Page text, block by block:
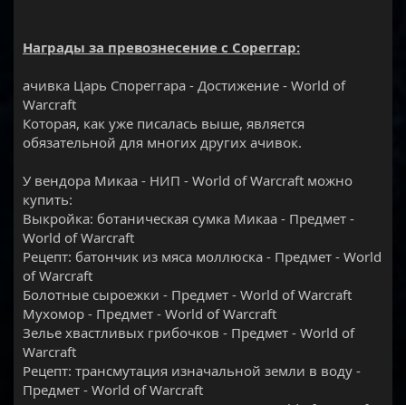
Награды за превознесение с Сореггар:
ачивка Царь Спореггара - Достижение - World of
Warcraft
Которая, как уже писалась выше, является
обязательной для многих других ачивок.
У вендора Микаа - НИП - World of Warcraft можно
купить:
Выкройка: ботаническая сумка Микаа - Предмет -
World of Warcraft
Рецепт: батончик из мяса моллюска - Предмет - World
of Warcraft
Болотные сыроежки - Предмет - World of Warcraft
Мухомор - Предмет - World of Warcraft
Зелье хвастливых грибочков - Предмет - World of
Warcraft
Рецепт: трансмутация изначальной земли в воду -
Предмет - World of Warcraft